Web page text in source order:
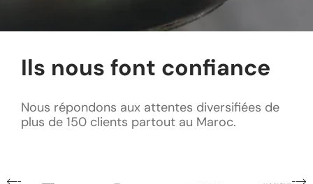
Ils nous font confiance
Nous répondons aux attentes diversifiées de
plus de 150 clients partout au Maroc.